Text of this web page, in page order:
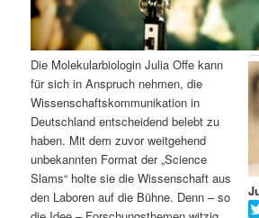
n
h
a
l
t
s
n
I
n
h
a
l
Die Molekularbiologin Julia Offe kann
für sich in Anspruch nehmen, die
Wissenschaftskommunikation in
Deutschland entscheidend belebt zu
haben. Mit dem zuvor weitgehend
unbekannten Format der „Science
Slams“ holte sie die Wissenschaft aus
den Laboren auf die Bühne. Denn – so